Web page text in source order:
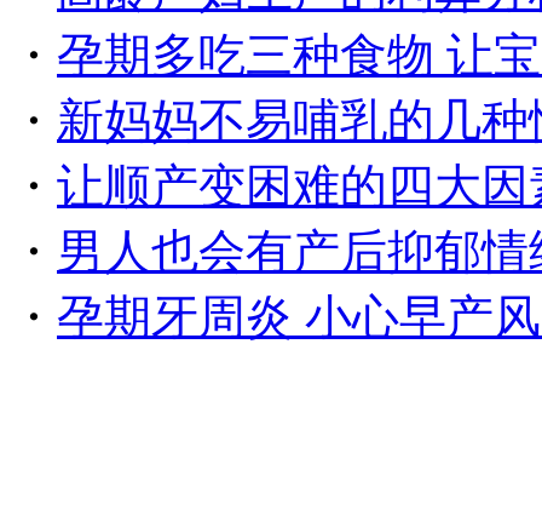
・ 孕期多吃三种食物 让
・ 新妈妈不易哺乳的几种
・ 让顺产变困难的四大因
・ 男人也会有产后抑郁
・ 孕期牙周炎 小心早产